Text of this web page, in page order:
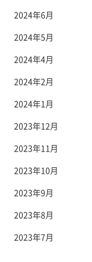
2024年6月
2024年5月
2024年4月
2024年2月
2024年1月
2023年12月
2023年11月
2023年10月
2023年9月
2023年8月
2023年7月